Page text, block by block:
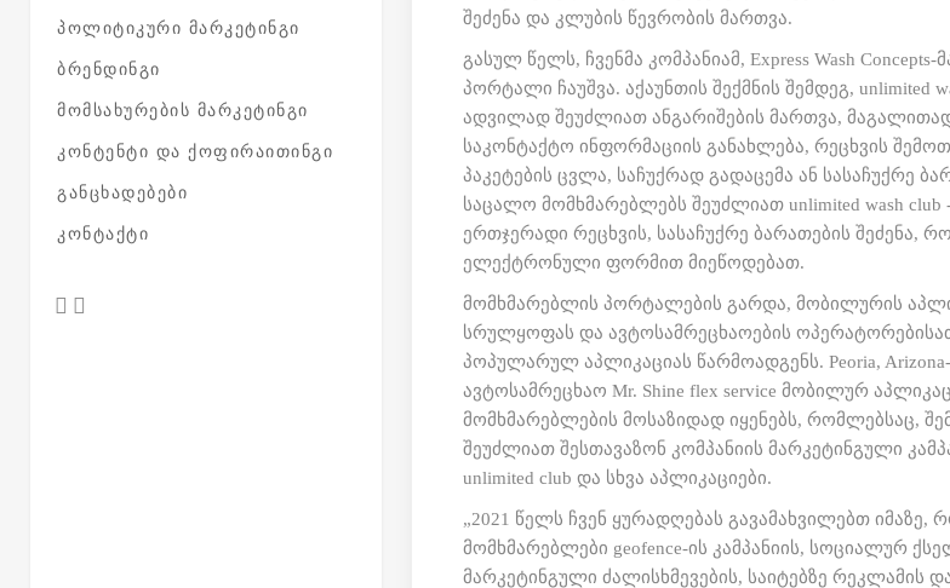
ᲞᲝᲚᲘᲢᲘᲙᲣᲠᲘ ᲛᲐᲠᲙᲔᲢᲘᲜᲒᲘ
ᲑᲠᲔᲜᲓᲘᲜᲒᲘ
ᲛᲝᲛᲡᲐᲮᲣᲠᲔᲑᲘᲡ ᲛᲐᲠᲙᲔᲢᲘᲜᲒᲘ
ᲙᲝᲜᲢᲔᲜᲢᲘ ᲓᲐ ᲥᲝᲤᲘᲠᲐᲘᲗᲘᲜᲒᲘ
ᲒᲐᲜᲪᲮᲐᲓᲔᲑᲔᲑᲘ
ᲙᲝᲜᲢᲐᲥᲢᲘ
შეძენა და კლუბის წევრობის მართვა.
გასულ წელს, ჩვენმა კომპანიამ, Express Wash Concepts-
პორტალი ჩაუშვა. აქაუნთის შექმნის შემდეგ, unlimited
ადვილად შეუძლიათ ანგარიშების მართვა,
საკონტაქტო ინფორმაციის განახლება, რეცხვის
პაკეტების ცვლა, საჩუქრად გადაცემა ან სასაჩუქრე
საცალო მომხმარებლებს შეუძლიათ unlimited wash club
ერთჯერადი რეცხვის, სასაჩუქრე ბარათების შეძენა,
ელექტრონული ფორმით მიეწოდებათ.
მომხმარებლის პორტალების გარდა, მობილურის
სრულყოფას და ავტოსამრეცხაოების
პოპულარულ აპლიკაციას წარმოადგენს. Peoria,
ავტოსამრეცხაო Mr. Shine flex service მობილურ
მომხმარებლების მოსაზიდად იყენებს, რომლებსაც,
შეუძლიათ შესთავაზონ კომპანიის მარკეტინგული
unlimited club და სხვა აპლიკაციები.
„2021 წელს ჩვენ ყურადღებას გავამახვილებთ იმაზე,
მომხმარებლები geofence-ის კამპანიის, სოციალურ
მარკეტინგული ძალისხმევების, საიტებზე რეკლამის